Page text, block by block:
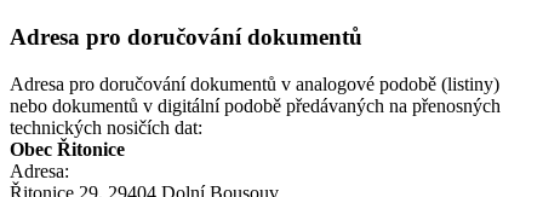
Adresa pro doručování dokumentů
Adresa pro doručování dokumentů v analogové podobě (listiny)
nebo dokumentů v digitální podobě předávaných na přenosných
technických nosičích dat:
Obec Řitonice
Adresa:
Řitonice 29, 29404 Dolní Bousouv